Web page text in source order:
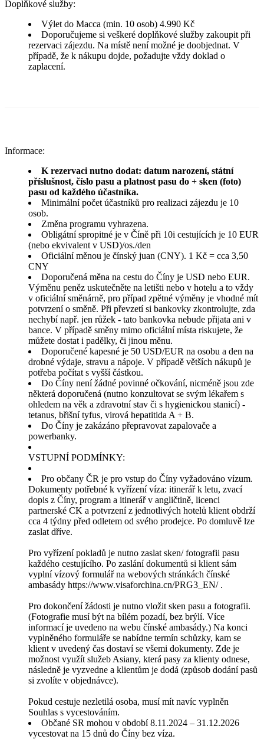
Doplňkové služby:
Výlet do Macca (min. 10 osob) 4.990 Kč
Doporučujeme si veškeré doplňkové služby zakoupit při
rezervaci zájezdu. Na místě není možné je doobjednat. V
případě, že k nákupu dojde, požadujte vždy doklad o
zaplacení.
Informace:
K rezervaci nutno dodat: datum narození, státní
příslušnost, číslo pasu a platnost pasu do + sken (foto)
pasu od každého účastníka.
Minimální počet účastníků pro realizaci zájezdu je 10
osob.
Změna programu vyhrazena.
Obligátní spropitné je v Číně při 10i cestujících je 10 EUR
(nebo ekvivalent v USD)/os./den
Oficiální měnou je čínský juan (CNY). 1 Kč = cca 3,50
CNY
Doporučená měna na cestu do Číny je USD nebo EUR.
Výměnu peněz uskutečněte na letišti nebo v hotelu a to vždy
v oficiální směnárně, pro případ zpětné výměny je vhodné mít
potvrzení o směně. Při převzetí si bankovky zkontrolujte, zda
nechybí např. jen růžek - tato bankovka nebude přijata ani v
bance. V případě směny mimo oficiální místa riskujete, že
můžete dostat i padělky, či jinou měnu.
Doporučené kapesné je 50 USD/EUR na osobu a den na
drobné výdaje, stravu a nápoje. V případě větších nákupů je
potřeba počítat s vyšší částkou.
Do Číny není žádné povinné očkování, nicméně jsou zde
některá doporučená (nutno konzultovat se svým lékařem s
ohledem na věk a zdravotní stav či s hygienickou stanicí) -
tetanus, břišní tyfus, virová hepatitida A + B.
Do Číny je zakázáno přepravovat zapalovače a
powerbanky.
VSTUPNÍ PODMÍNKY:
Pro občany ČR je pro vstup do Číny vyžadováno vízum.
Dokumenty potřebné k vyřízení víza: itinerář k letu, zvací
dopis z Číny, program a itinerář v angličtině, licenci
partnerské CK a potvrzení z jednotlivých hotelů klient obdrží
cca 4 týdny před odletem od svého prodejce. Po domluvě lze
zaslat dříve.
Pro vyřízení pokladů je nutno zaslat sken/ fotografii pasu
každého cestujícího. Po zaslání dokumentů si klient sám
vyplní vízový formulář na webových stránkách čínské
ambasády https://www.visaforchina.cn/PRG3_EN/ .
Pro dokončení žádosti je nutno vložit sken pasu a fotografii.
(Fotografie musí být na bílém pozadí, bez brýlí. Více
informací je uvedeno na webu čínské ambasády.) Na konci
vyplněného formuláře se nabídne termín schůzky, kam se
klient v uvedený čas dostaví se všemi dokumenty. Zde je
možnost využít služeb Asiany, která pasy za klienty odnese,
následně je vyzvedne a klientům je dodá (způsob dodání pasů
si zvolíte v objednávce).
Pokud cestuje nezletilá osoba, musí mít navíc vyplněn
Souhlas s vycestováním.
Občané SR mohou v období 8.11.2024 – 31.12.2026
vycestovat na 15 dnů do Číny bez víza.